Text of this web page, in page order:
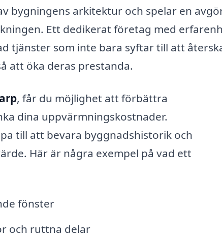
bygningens arkitektur och spelar en
Ett dedikerat företag med
tjänster som inte bara syftar till att
att öka deras prestanda.
, får du möjlighet att förbättra
dina uppvärmningskostnader.
till att bevara byggnadshistorik och
Här är några exempel på vad ett
fönster
och ruttna delar